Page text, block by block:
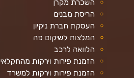
השכרת מקרן
הריסת מבנים
העסקת חברת ניקיון
המלצות לשיקום פה
הלוואה לרכב
הזמנת פירות וירקות מהחקלאי
הזמנת פירות וירקות למשרד